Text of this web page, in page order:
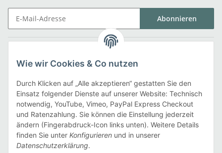
Abonnieren
Informationen
Zahlarten
Wie wir Cookies & Co nutzen
Durch Klicken auf „Alle akzeptieren“ gestatten Sie den
Einsatz folgender Dienste auf unserer Website: Technisch
notwendig, YouTube, Vimeo, PayPal Express Checkout
und Ratenzahlung. Sie können die Einstellung jederzeit
ändern (Fingerabdruck-Icon links unten). Weitere Details
finden Sie unter Konfigurieren und in unserer
Datenschutzerklärung.